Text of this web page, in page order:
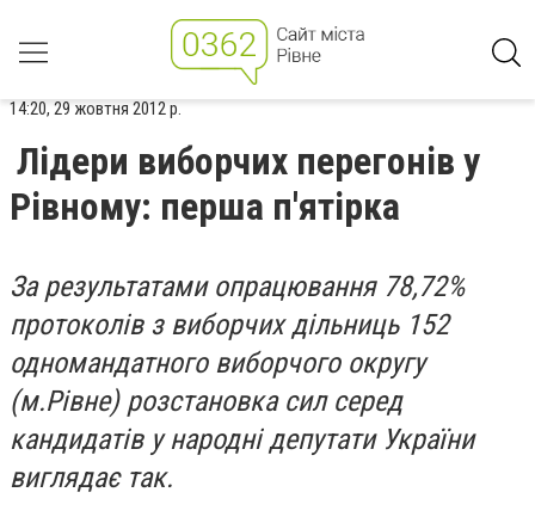
14:20, 29 жовтня 2012 р.
Лідери виборчих перегонів у
Рівному: перша п'ятірка
За результатами опрацювання 78,72%
протоколів з виборчих дільниць 152
одномандатного виборчого округу
(м.Рівне) розстановка сил серед
кандидатів у народні депутати України
виглядає так.